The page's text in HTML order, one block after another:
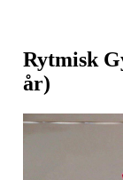
Rytmisk
år)